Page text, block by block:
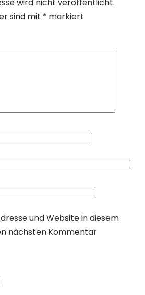
sind mit * markiert
und Website in diesem
nächsten Kommentar